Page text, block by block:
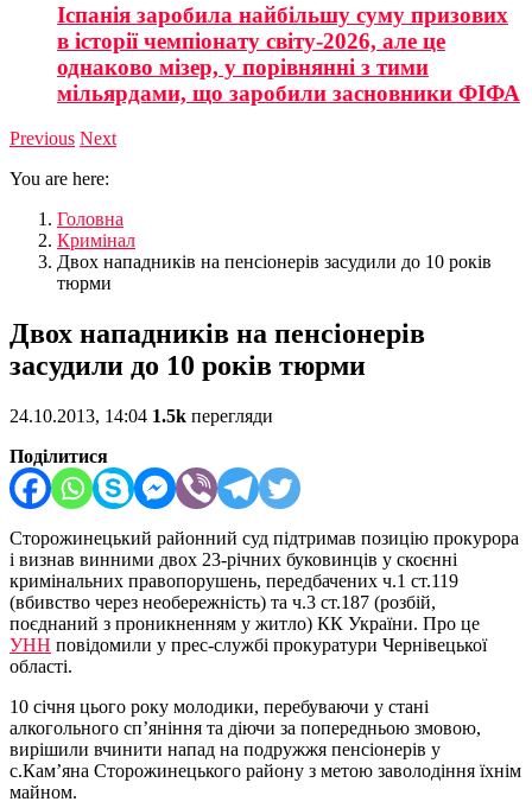
Іспанія заробила найбільшу суму призових
в історії чемпіонату світу-2026, але це
однаково мізер, у порівнянні з тими
мільярдами, що заробили засновники ФІФА
Previous Next
You are here:
Головна
Кримінал
Двох нападників на пенсіонерів засудили до 10 років
тюрми
Двох нападників на пенсіонерів
засудили до 10 років тюрми
24.10.2013, 14:04 1.5k перегляди
Поділитися
Сторожинецький районний суд підтримав позицію прокурора
і визнав винними двох 23-річних буковинців у скоєнні
кримінальних правопорушень, передбачених ч.1 ст.119
(вбивство через необережність) та ч.3 ст.187 (розбій,
поєднаний з проникненням у житло) КК України. Про це
УНН повідомили у прес-службі прокуратури Чернівецької
області.
10 січня цього року молодики, перебуваючи у стані
алкогольного сп’яніння та діючи за попередньою змовою,
вирішили вчинити напад на подружжя пенсіонерів у
с.Кам’яна Сторожинецького району з метою заволодіння їхнім
майном.